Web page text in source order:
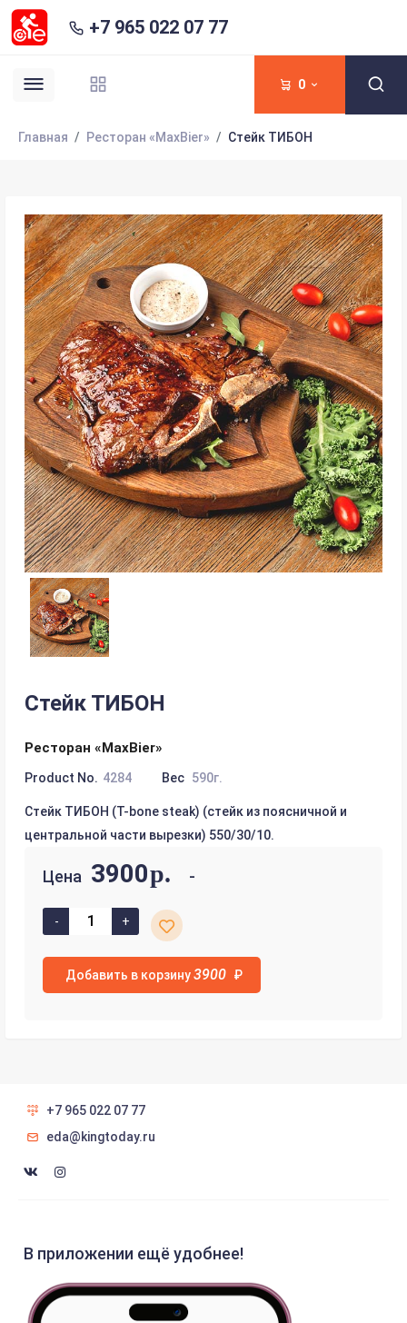
+7 965 022 07 77
0
Главная Ресторан «MaxBier» Стейк ТИБОН
Стейк ТИБОН
Ресторан «MaxBier»
Product No. 4284 Вес 590г.
Стейк ТИБОН (T-bone steak) (стейк из поясничной и
центральной части вырезки) 550/30/10.
Цена 3900р.
Добавить в корзину3900 ₽
+7 965 022 07 77
eda@kingtoday.ru
В приложении ещё удобнее!